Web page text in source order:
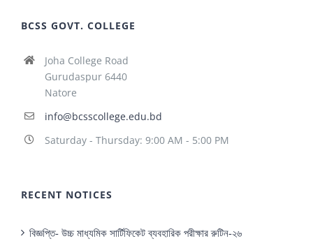
BCSS GOVT. COLLEGE
Joha College Road
Gurudaspur 6440
Natore
info@bcsscollege.edu.bd
Saturday - Thursday: 9:00 AM - 5:00 PM
RECENT NOTICES
বিজ্ঞপ্তি- উচ্চ মাধ্যমিক সার্টিফিকেট ব্যবহারিক পরীক্ষার রুটিন-২৬